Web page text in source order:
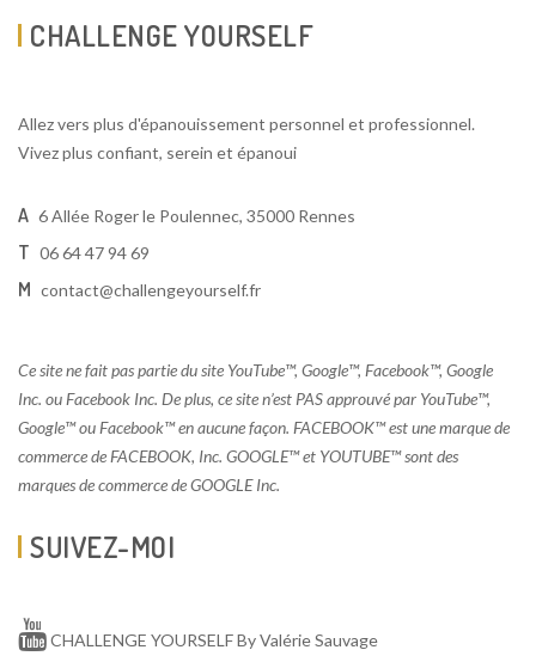
CHALLENGE YOURSELF
Allez vers plus d'épanouissement personnel et professionnel.
Vivez plus confiant, serein et épanoui
A 6 Allée Roger le Poulennec, 35000 Rennes
T 06 64 47 94 69
M contact@challengeyourself.fr
Ce site ne fait pas partie du site YouTube™, Google™, Facebook™, Google
Inc. ou Facebook Inc. De plus, ce site n’est PAS approuvé par YouTube™,
Google™ ou Facebook™ en aucune façon. FACEBOOK™ est une marque de
commerce de FACEBOOK, Inc. GOOGLE™ et YOUTUBE™ sont des
marques de commerce de GOOGLE Inc.
SUIVEZ-MOI
CHALLENGE YOURSELF By Valérie Sauvage